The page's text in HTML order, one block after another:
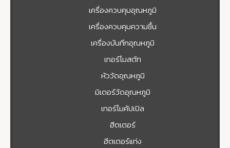
เครื่องควบคุมอุณหภูมิ
เครื่องควบคุมความชื้น
เครื่องบันทึกอุณหภูมิ
เทอร์โมสตัท
หัววัดอุณหภูมิ
มิเตอร์วัดอุณหภูมิ
เทอร์โมคัปเปิล
ฮีตเตอร์
ฮีตเตอร์แท่ง